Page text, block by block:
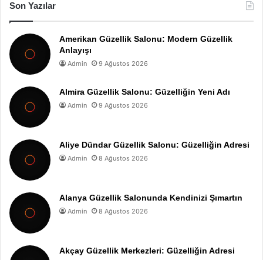
Son Yazılar
Amerikan Güzellik Salonu: Modern Güzellik
Anlayışı
Admin 9 Ağustos 2026
Almira Güzellik Salonu: Güzelliğin Yeni Adı
Admin 9 Ağustos 2026
Aliye Dündar Güzellik Salonu: Güzelliğin Adresi
Admin 8 Ağustos 2026
Alanya Güzellik Salonunda Kendinizi Şımartın
Admin 8 Ağustos 2026
Akçay Güzellik Merkezleri: Güzelliğin Adresi